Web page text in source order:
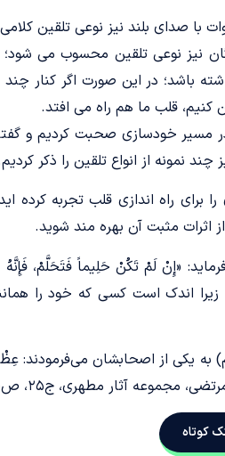
با صدای بلند نیز نوعی تلقین
نیز نوعی تلقین محسوب می
باشد؛ در این صورت اگر کنار چند
قلب ما هم راه می افتد.
مسیر خودسازی صحبت کردیم و
نمونه از انواع تلقین را ذکر
راه اندازی قلب تجربه کرده
اثرات مثبت آن بهره مند شوید.
«إِنْ لَمْ تَکُنْ حَلِیماً فَتَحَلَّمْ،
زیرا اندک است کسى که خود را
به یکی از اصحابشان
مجموعه آثار مطهری، ج۲۵، ص۳۴۵)
کوتاه